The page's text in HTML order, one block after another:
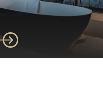
Faber E-matrix Linear
Fire 1050/400 I